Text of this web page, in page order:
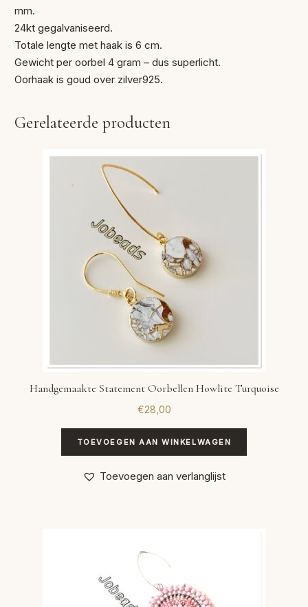
mm.
24kt gegalvaniseerd.
Totale lengte met haak is 6 cm.
Gewicht per oorbel 4 gram – dus superlicht.
Oorhaak is goud over zilver925.
Gerelateerde producten
Handgemaakte Statement Oorbellen Howlite Turquoise
€28,00
TOEVOEGEN AAN WINKELWAGEN
Toevoegen aan verlanglijst